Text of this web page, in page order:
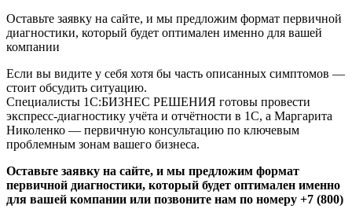
Оставьте заявку на сайте, и мы предложим формат первичной
диагностики, который будет оптимален именно для вашей
компании
Если вы видите у себя хотя бы часть описанных симптомов —
стоит обсудить ситуацию.
Специалисты 1С:БИЗНЕС РЕШЕНИЯ готовы провести
экспресс‑диагностику учёта и отчётности в 1С, а Маргарита
Николенко — первичную консультацию по ключевым
проблемным зонам вашего бизнеса.
Оставьте заявку на сайте, и мы предложим формат
первичной диагностики, который будет оптимален именно
для вашей компании или позвоните нам по номеру +7 (800)